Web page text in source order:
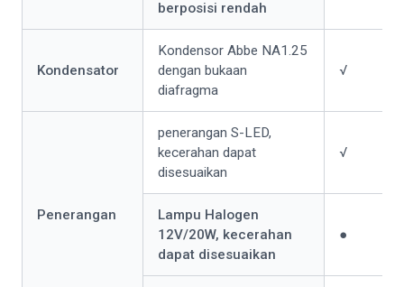
berposisi rendah
Kondensator
Kondensor Abbe NA1.25
dengan bukaan
diafragma
√
Penerangan
penerangan S-LED,
kecerahan dapat
disesuaikan
√
Lampu Halogen
12V/20W, kecerahan
dapat disesuaikan
●